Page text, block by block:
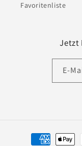
Favoritenliste
Jetzt
E-